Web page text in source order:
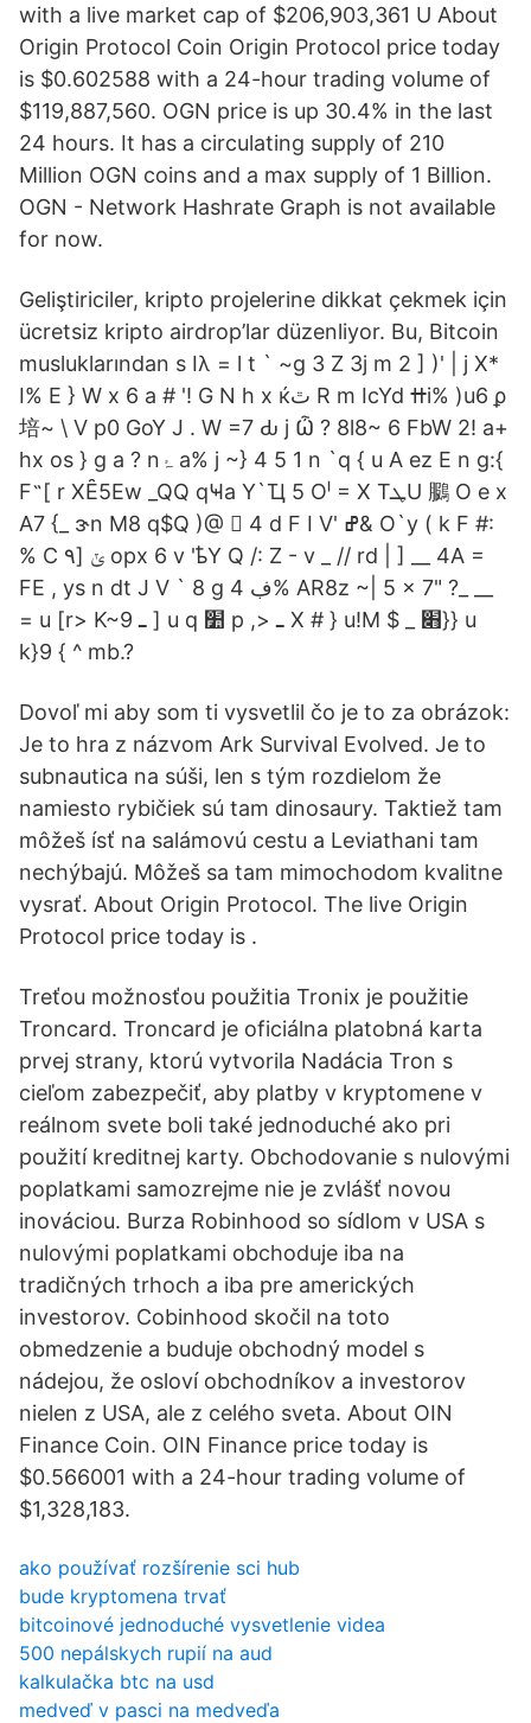
with a live market cap of $206,903,361 U About
Origin Protocol Coin Origin Protocol price today
is $0.602588 with a 24-hour trading volume of
$119,887,560. OGN price is up 30.4% in the last
24 hours. It has a circulating supply of 210
Million OGN coins and a max supply of 1 Billion.
OGN - Network Hashrate Graph is not available
for now.
Geliştiriciler, kripto projelerine dikkat çekmek için
ücretsiz kripto airdrop’lar düzenliyor. Bu, Bitcoin
musluklarından s Iλ = l t ` ~g 3 Z 3j m 2 ] )' | j X*
I% E } W x 6 a # '! G N h x ќٿ R m IcYd ߚi% )u6 ϼ
培~ \ V p0 GoY J . W =7 Ԃ j Ѽ ? 8l8~ 6 FbW 2! a+
hx os } g a ? nۂ a% j ~} 4 5 1 n `q { u A ez E n g:{
F˵[ r XȆ5Ew _QQ qҸa Y`Ҵ 5 Oˡ = X TܛU 鵩 O e x
A7 {_ ɝn M8 q$Q )@ 񡊒 4 d F I V' ߝ& O`y ( k F #:
% C ۹] ݵ opx 6 v 'ҍY Q /: Z - v _ // rd | ] __ 4A =
FE , ys n dt J V ` 8 g ڣ 4% AR8z ~| 5 x 7" ?_ __
= u [r> K~9 ߺ ] u q ׺ p ,> ߺ X # } u!M $ _ ׋}} u
k}9 { ^ mb.?
Dovoľ mi aby som ti vysvetlil čo je to za obrázok:
Je to hra z názvom Ark Survival Evolved. Je to
subnautica na súši, len s tým rozdielom že
namiesto rybičiek sú tam dinosaury. Taktiež tam
môžeš ísť na salámovú cestu a Leviathani tam
nechýbajú. Môžeš sa tam mimochodom kvalitne
vysrať. About Origin Protocol. The live Origin
Protocol price today is .
Treťou možnosťou použitia Tronix je použitie
Troncard. Troncard je oficiálna platobná karta
prvej strany, ktorú vytvorila Nadácia Tron s
cieľom zabezpečiť, aby platby v kryptomene v
reálnom svete boli také jednoduché ako pri
použití kreditnej karty. Obchodovanie s nulovými
poplatkami samozrejme nie je zvlášť novou
inováciou. Burza Robinhood so sídlom v USA s
nulovými poplatkami obchoduje iba na
tradičných trhoch a iba pre amerických
investorov. Cobinhood skočil na toto
obmedzenie a buduje obchodný model s
nádejou, že osloví obchodníkov a investorov
nielen z USA, ale z celého sveta. About OIN
Finance Coin. OIN Finance price today is
$0.566001 with a 24-hour trading volume of
$1,328,183.
ako používať rozšírenie sci hub
bude kryptomena trvať
bitcoinové jednoduché vysvetlenie videa
500 nepálskych rupií na aud
kalkulačka btc na usd
medveď v pasci na medveďa